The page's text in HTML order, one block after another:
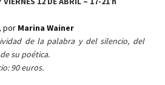
, por Marina Wainer
de la palabra y del silencio, del
su poética.
90 euros.